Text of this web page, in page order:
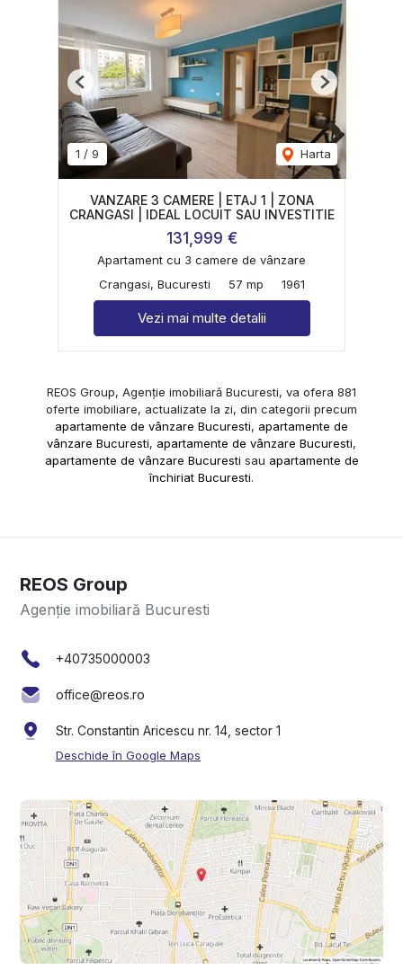
1 / 9 Harta
Previous Next
VANZARE 3 CAMERE | ETAJ 1 | ZONA
CRANGASI | IDEAL LOCUIT SAU INVESTITIE
131,999 €
Apartament cu 3 camere de vânzare
Crangasi, Bucuresti
57 mp 1961
Vezi mai multe detalii
REOS Group, Agenție imobiliară Bucuresti, va ofera 881
oferte imobiliare, actualizate la zi, din categorii precum
apartamente de vânzare Bucuresti, apartamente de
vânzare Bucuresti, apartamente de vânzare Bucuresti,
apartamente de vânzare Bucuresti sau apartamente de
închiriat Bucuresti.
REOS Group
Agenție imobiliară Bucuresti
+40735000003
office@reos.ro
Str. Constantin Aricescu nr. 14, sector 1
Deschide în Google Maps